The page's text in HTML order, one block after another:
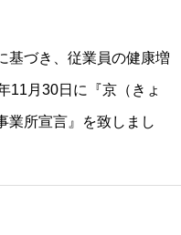
基づき、従業員の健康増
11月30日に『京（きょ
業所宣言』を致しまし